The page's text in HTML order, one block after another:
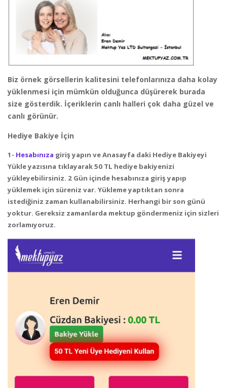
Biz örnek görsellerin kalitesini telefonlarınıza daha kolay
yüklenmesi için mümkün olduğunca düşürerek burada
size gösterdik. İçeriklerin canlı halleri çok daha güzel ve
canlı görünür.
Hediye Bakiye İçin
1- Hesabınıza giriş yapın ve Anasayfa daki Hediye Bakiyeyi
Yükle yazısına tıklayarak 50 TL hediye bakiyenizi
yükleyebilirsiniz. 2 Gün içinde hesabınıza giriş yapıp
yüklemek için süreniz var. Yükleme yaptıktan sonra
istediğiniz zaman kullanabilirsiniz. Herhangi bir son günü
yoktur. Gereksiz zamanlarda mektup göndermeniz için sizleri
zorlamıyoruz.